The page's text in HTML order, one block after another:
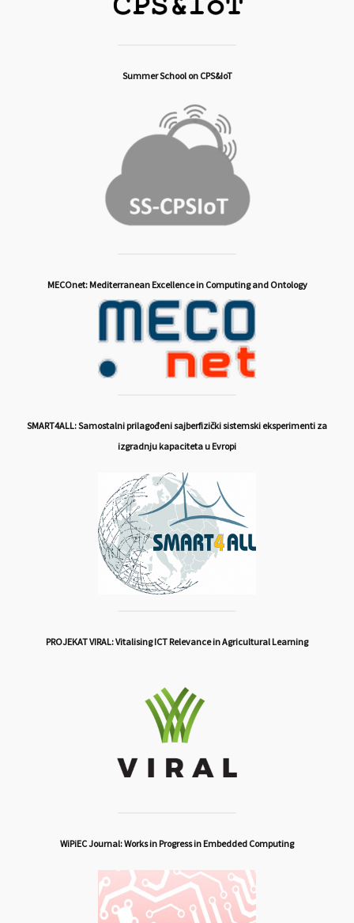
Summer School on CPS&IoT
MECOnet: Mediterranean Excellence in Computing and Ontology
SMART4ALL: Samostalni prilagođeni sajberfizički sistemski eksperimenti za
izgradnju kapaciteta u Evropi
PROJEKAT VIRAL: Vitalising ICT Relevance in Agricultural Learning
WiPiEC Journal: Works in Progress in Embedded Computing